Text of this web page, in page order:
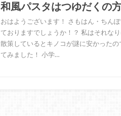
和風パスタはつゆだくの
おはようございます！ さもはん・ちん
ておりますでしょうか！？ 私はそれな
散策しているとキノコが謎に安かった
てみました！ 小学…